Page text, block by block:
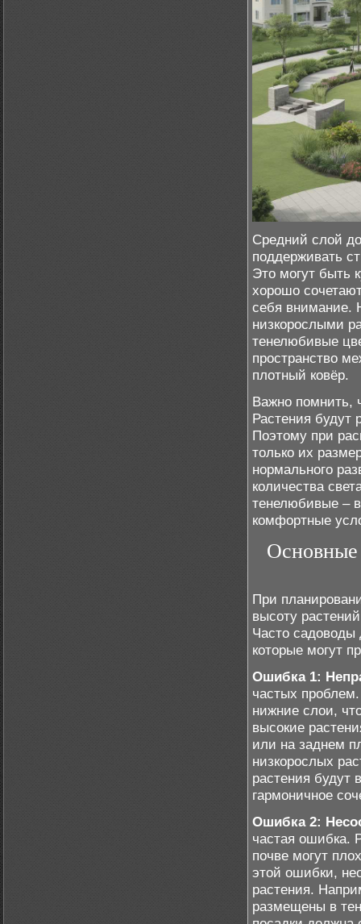
Средний слой
поддерживать
Это могут быть
хорошо
себя внимание.
низкорослыми
тенелюбивые
пространство
плотный ковёр.
Важно помнить,
Растения будут
Поэтому при
только их
нормального
количества
тенелюбивые –
комфортные
При
высоту
Часто садоводы
которые могут
Ошибка 1:
частых
нижние слои,
высокие
или на заднем
низкорослых
растения будут
гармоничное
Ошибка 2:
частая ошибка.
почве могут
этой ошибки,
растения.
размещены в